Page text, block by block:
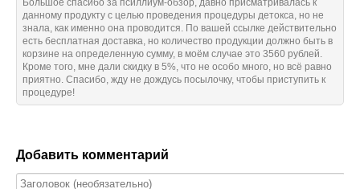
Большое спасибо за псиллиум-обзор, давно присматривалась к
данному продукту с целью проведения процедуры детокса, но не
знала, как именно она проводится. По вашей ссылке действительно
есть бесплатная доставка, но количество продукции должно быть в
корзине на определенную сумму, в моём случае это 3560 рублей.
Кроме того, мне дали скидку в 5%, что не особо много, но всё равно
приятно. Спасибо, жду не дождусь посылочку, чтобы приступить к
процедуре!
Добавить комментарий